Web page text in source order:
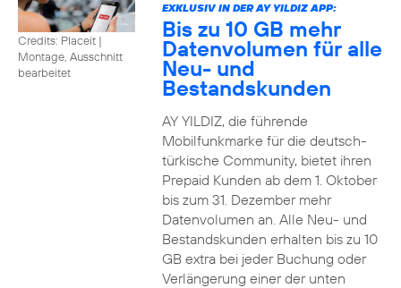
Credits: Placeit |
Montage, Ausschnitt
bearbeitet
EXKLUSIV IN DER AY YILDIZ APP:
Bis zu 10 GB mehr
Datenvolumen für alle
Neu- und
Bestandskunden
AY YILDIZ, die führende
Mobilfunkmarke für die deutsch-
türkische Community, bietet ihren
Prepaid Kunden ab dem 1. Oktober
bis zum 31. Dezember mehr
Datenvolumen an. Alle Neu- und
Bestandskunden erhalten bis zu 10
GB extra bei jeder Buchung oder
Verlängerung einer der unten